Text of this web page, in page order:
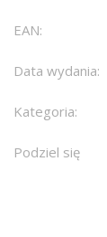
EAN:
Data wydania:
Kategoria:
Podziel się